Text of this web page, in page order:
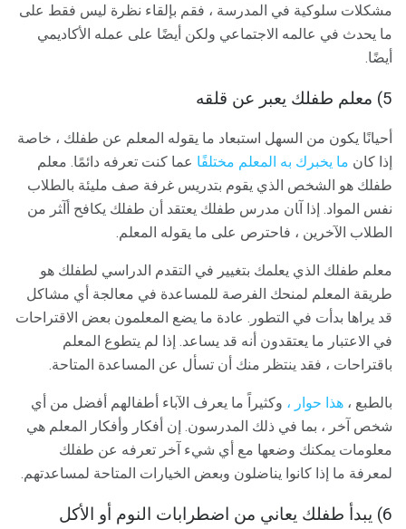
مشكلات سلوكية في المدرسة ، فقم بإلقاء نظرة ليس فقط على
ما يحدث في عالمه الاجتماعي ولكن أيضًا على عمله الأكاديمي
أيضًا.
5) معلم طفلك يعبر عن قلقه
أحيانًا يكون من السهل استبعاد ما يقوله المعلم عن طفلك ، خاصة
إذا كان ما يخبرك به المعلم مختلفًا عما كنت تعرفه دائمًا. معلم
طفلك هو الشخص الذي يقوم بتدريس غرفة صف مليئة بالطلاب
نفس المواد. إذا آﺎن ﻣﺪرس ﻃﻔﻠﻚ ﻳﻌﺘﻘﺪ أن ﻃﻔﻠﻚ ﻳﻜﺎﻓﺢ أآﺜﺮ ﻣﻦ
اﻟﻄﻼب اﻵﺧﺮﻳﻦ ، ﻓﺎﺣﺘﺮص ﻋﻠﻰ ﻣﺎ ﻳﻘﻮﻟﻪ اﻟﻤﻌﻠﻢ.
معلم طفلك الذي يعلمك بتغيير في التقدم الدراسي لطفلك هو
طريقة المعلم لمنحك الفرصة للمساعدة في معالجة أي مشاكل
قد يراها بدأت في التطور. عادة ما يضع المعلمون بعض الاقتراحات
في الاعتبار ما يعتقدون أنه قد يساعد. إذا لم يتطوع المعلم
باقتراحات ، فقد ينتظر منك أن تسأل عن المساعدة المتاحة.
بالطبع ، هذا حوار ، وكثيراً ما يعرف الآباء أطفالهم أفضل من أي
شخص آخر ، بما في ذلك المدرسون. إن أفكار وأفكار المعلم هي
معلومات يمكنك وضعها مع أي شيء آخر تعرفه عن طفلك
لمعرفة ما إذا كانوا يناضلون وبعض الخيارات المتاحة لمساعدتهم.
6) يبدأ طفلك يعاني من اضطرابات النوم أو الأكل